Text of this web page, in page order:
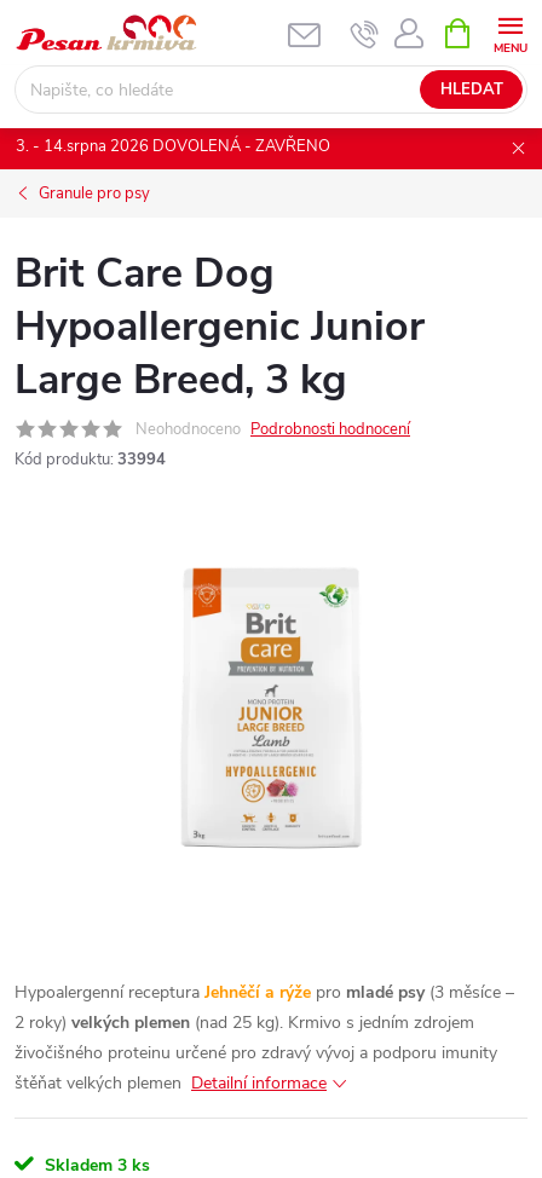
na
obsah
HLEDAT
NÁKUPNÍ
KOŠÍK
3. - 14.srpna 2026 DOVOLENÁ - ZAVŘENO
Granule pro psy
Brit Care Dog
Hypoallergenic Junior
Large Breed, 3 kg
Neohodnoceno Podrobnosti hodnocení
Kód produktu: 33994
Hypoalergenní receptura Jehněčí a rýže pro mladé psy(3 měsíce –
2 roky) velkých plemen (nad 25 kg). Krmivo s jedním zdrojem
živočišného proteinu určené pro zdravý vývoj a podporu imunity
štěňat velkých plemen Detailní informace
Skladem 3 ks